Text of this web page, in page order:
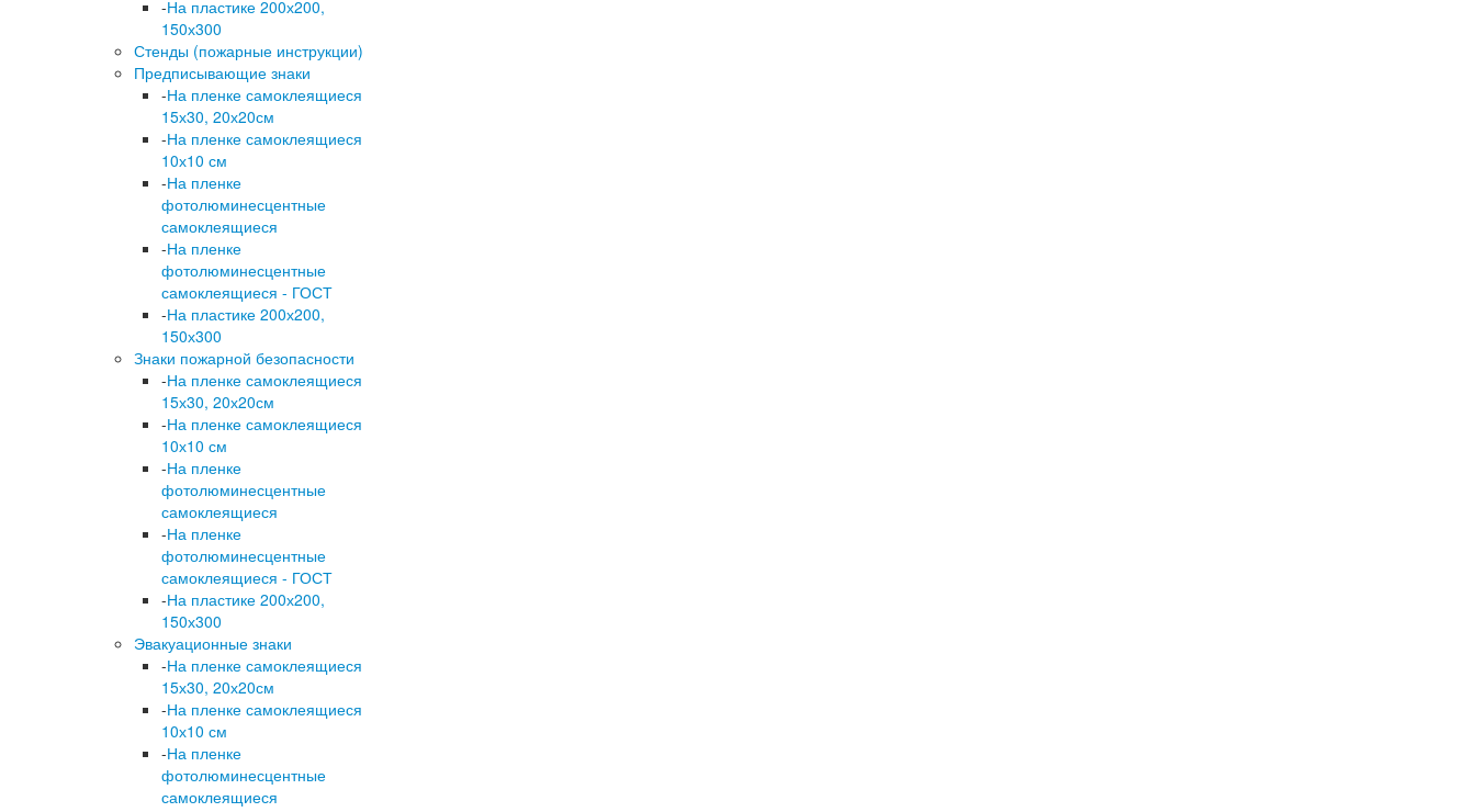
-На пластике 200х200,
150х300
Стенды (пожарные инструкции)
Предписывающие знаки
-На пленке самоклеящиеся
15х30, 20х20см
-На пленке самоклеящиеся
10х10 см
-На пленке
фотолюминесцентные
самоклеящиеся
-На пленке
фотолюминесцентные
самоклеящиеся - ГОСТ
-На пластике 200х200,
150х300
Знаки пожарной безопасности
-На пленке самоклеящиеся
15х30, 20х20см
-На пленке самоклеящиеся
10х10 см
-На пленке
фотолюминесцентные
самоклеящиеся
-На пленке
фотолюминесцентные
самоклеящиеся - ГОСТ
-На пластике 200х200,
150х300
Эвакуационные знаки
-На пленке самоклеящиеся
15х30, 20х20см
-На пленке самоклеящиеся
10х10 см
-На пленке
фотолюминесцентные
самоклеящиеся